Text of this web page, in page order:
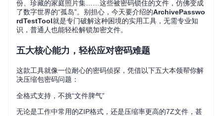
份、珍藏的家庭照片集……这些被密码锁住的文件，仿佛变成
了数字世界的“孤岛”。别担心，今天要介绍的ArchivePasswo
rdTestTool就是专门破解这种困境的实用工具，无需专业知
识，普通人也能轻松解锁加密文件。
五大核心能力，轻松应对密码难题
这款工具就像一位耐心的密码侦探，凭借以下五大本领帮你解
决压缩包密码问题：
全格式支持，不挑“文件脾气”
无论是工作中常用的ZIP格式，还是压缩率更高的7Z文件，甚